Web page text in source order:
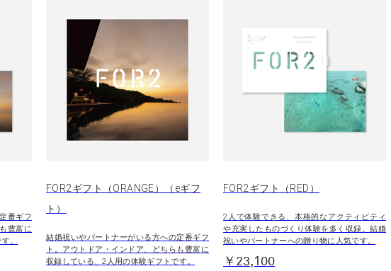
番ギフ
豊富に
。
FOR2ギフト（ORANGE）（eギフ
ト）
結婚祝いやパートナーがいる方への定番ギフ
ト。アウトドア・インドア、どちらも豊富に
収録している、2人用の体験ギフトです。
FOR2ギフト（RED）
2人で体験できる、本格的なアクティビティ
や充実したものづくり体験を多く収録。結婚
祝いやパートナーへの贈り物に人気です。
￥23,100